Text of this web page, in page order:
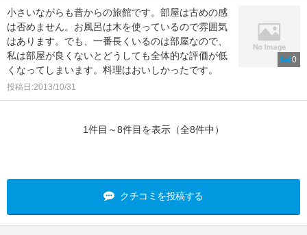
小さいながらも昔からの旅館です。部屋は古めの感
は否めません。お風呂は木を使っているので雰囲気
はあります。でも、一番長くいるのは部屋なので、
私は部屋が良くないとどうしても全体的な評価が低
くなってしまいます。料理はおいしかったです。
投稿日:2013/10/31
0
1件目～8件目を表示（全8件中）
クチコミを投稿する